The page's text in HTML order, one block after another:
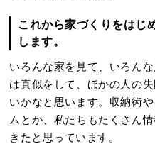
これから家づくりをはじ
します。
いろんな家を見て、いろん
は真似をして、ほかの人の
いかなと思います。収納術
ムとか、私たちもたくさん
きたと思っています。